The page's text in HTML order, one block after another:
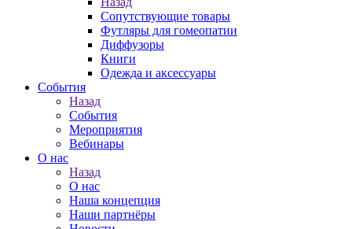
Сопутствующие товары
Футляры для гомеопатии
Диффузоры
Книги
Одежда и аксессуары
События
Назад
События
Мероприятия
Вебинары
О нас
Назад
О нас
Наша концепция
Наши партнёры